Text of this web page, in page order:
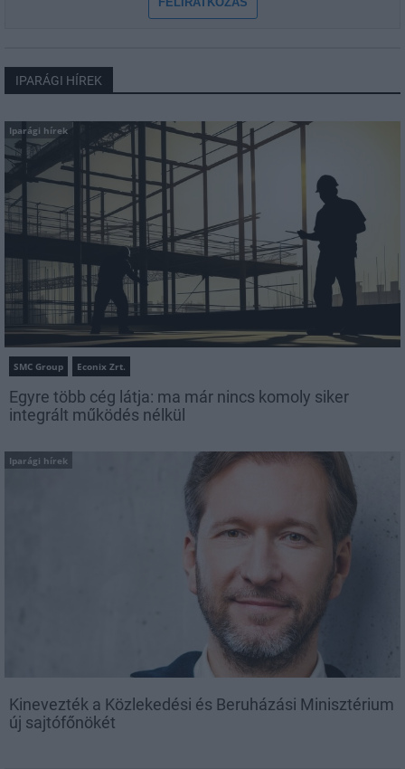
IPARÁGI HÍREK
Iparági hírek
SMC Group Econix Zrt.
Egyre több cég látja: ma már nincs komoly siker
integrált működés nélkül
Iparági hírek
Kinevezték a Közlekedési és Beruházási Minisztérium
új sajtófőnökét